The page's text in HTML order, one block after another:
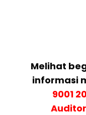
Melihat
informasi
9001
Auditor